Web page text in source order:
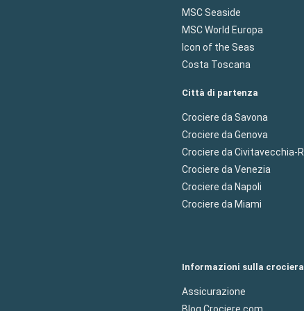
MSC Seaside
MSC World Europa
Icon of the Seas
Costa Toscana
Città di partenza
Crociere da Savona
Crociere da Genova
Crociere da Civitavecchia-
Crociere da Venezia
Crociere da Napoli
Crociere da Miami
Informazioni sulla crociera
Assicurazione